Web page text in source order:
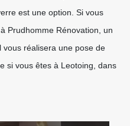
est une option. Si vous
Prudhomme Rénovation, un
vous réalisera une pose de
si vous êtes à Leotoing, dans